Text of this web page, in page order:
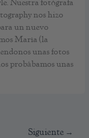
Nuestra fotógrafa
nos hizo
un nuevo
María (la
unas fotos
probábamos unas
Siguiente →